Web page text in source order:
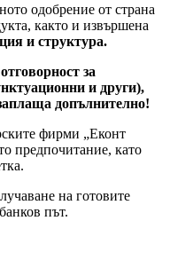
одобрение от страна
както и извършена
и структура.
за
и други),
допълнително!
фирми „Еконт
предпочитание, като
на готовите
път.